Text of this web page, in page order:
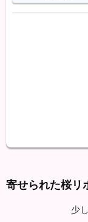
寄せられた桜リ
少